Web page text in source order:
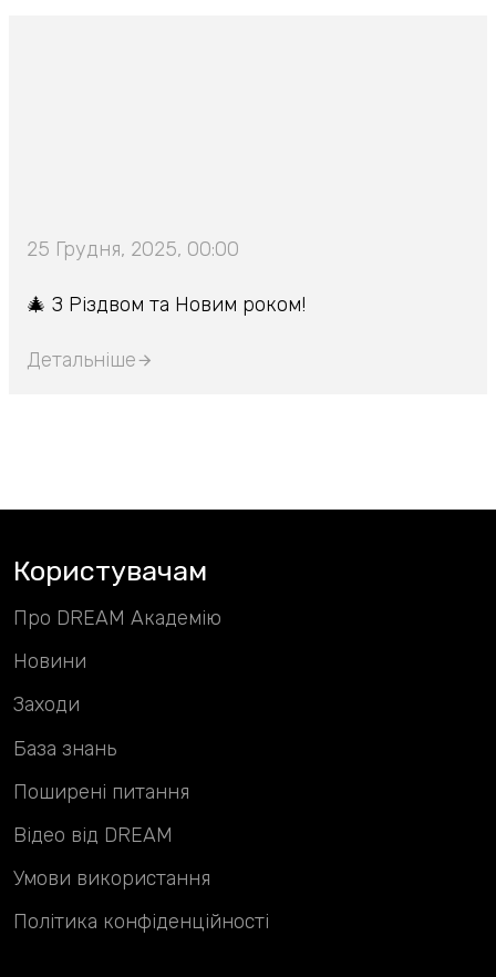
25 Грудня, 2025, 00:00
🎄 З Різдвом та Новим роком!
Детальніше
Користувачам
Про DREAM Академію
Новини
Умови використання
Політика конфіденційності
Заходи
База знань
Поширені питання
Відео від DREAM